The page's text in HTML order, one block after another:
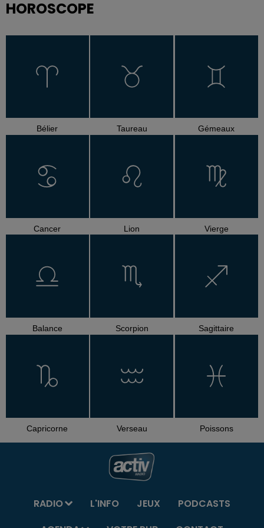
HOROSCOPE
Bélier Taureau Gémeaux
Cancer Lion Vierge
Balance Scorpion Sagittaire
Capricorne Verseau Poissons
RADIO L'INFO JEUX
PODCASTS